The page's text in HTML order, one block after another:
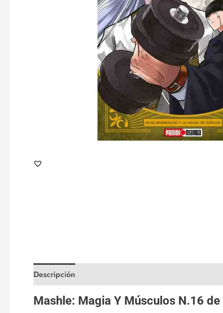
Descripción
Mashle: Magia Y Músculos N.16 de